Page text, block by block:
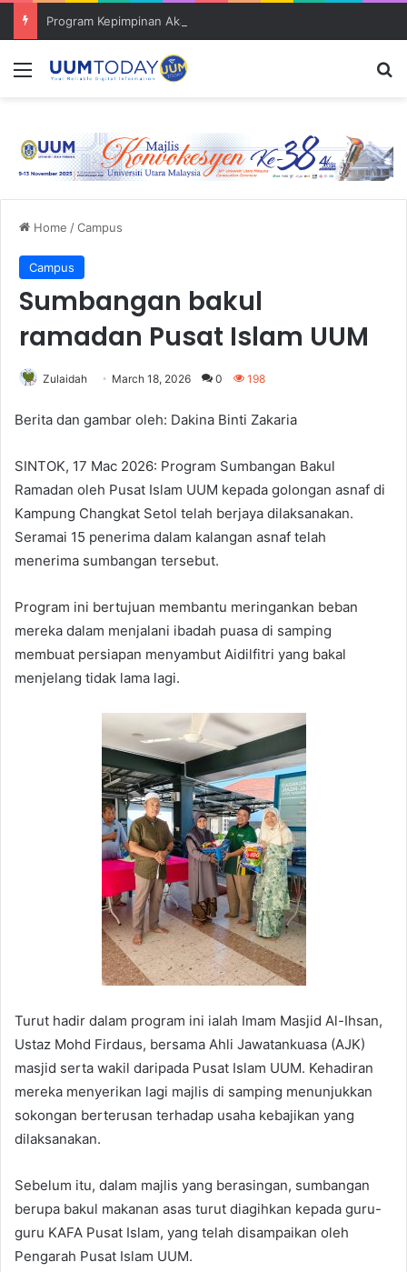
Menu
Home /Campus
Campus
Sumbangan bakul
ramadan Pusat Islam UUM
Zulaidah March 18, 2026 0 198
Berita dan gambar oleh: Dakina Binti Zakaria
SINTOK, 17 Mac 2026: Program Sumbangan Bakul
Ramadan oleh Pusat Islam UUM kepada golongan asnaf di
Kampung Changkat Setol telah berjaya dilaksanakan.
Seramai 15 penerima dalam kalangan asnaf telah
menerima sumbangan tersebut.
Program ini bertujuan membantu meringankan beban
mereka dalam menjalani ibadah puasa di samping
membuat persiapan menyambut Aidilfitri yang bakal
menjelang tidak lama lagi.
Turut hadir dalam program ini ialah Imam Masjid Al-Ihsan,
Ustaz Mohd Firdaus, bersama Ahli Jawatankuasa (AJK)
masjid serta wakil daripada Pusat Islam UUM. Kehadiran
mereka menyerikan lagi majlis di samping menunjukkan
sokongan berterusan terhadap usaha kebajikan yang
dilaksanakan.
Sebelum itu, dalam majlis yang berasingan, sumbangan
berupa bakul makanan asas turut diagihkan kepada guru-
guru KAFA Pusat Islam, yang telah disampaikan oleh
Pengarah Pusat Islam UUM.